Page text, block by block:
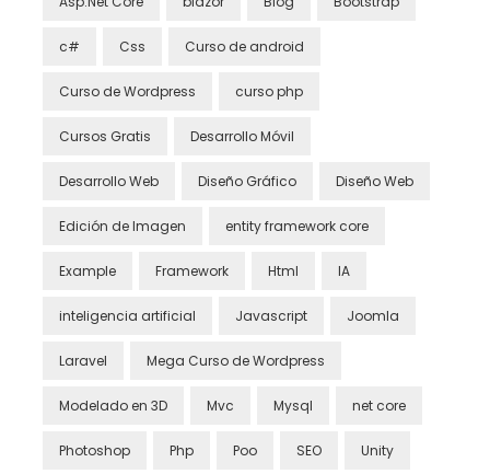
c# Css Curso de android
Curso de Wordpress curso php
Cursos Gratis Desarrollo Móvil
Desarrollo Web Diseño Gráfico Diseño Web
Edición de Imagen entity framework core
Example Framework Html IA
inteligencia artificial Javascript Joomla
Laravel Mega Curso de Wordpress
Modelado en 3D Mvc Mysql net core
Photoshop Php Poo SEO Unity